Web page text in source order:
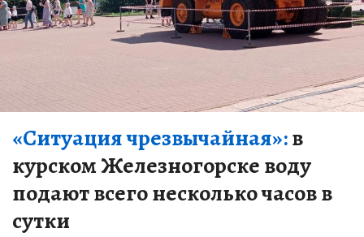
«Ситуация чрезвычайная»:в
курском Железногорске воду
подают всего несколько часов в
сутки